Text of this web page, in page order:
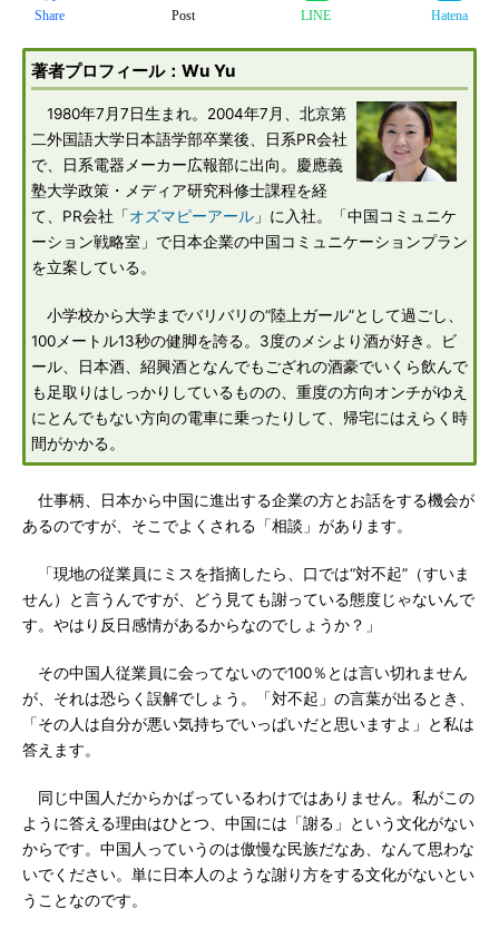
Share Post LINE Hatena
著者プロフィール：Wu Yu
1980年7月7日生まれ。2004年7月、北京第
二外国語大学日本語学部卒業後、日系PR会社
で、日系電器メーカー広報部に出向。慶應義
塾大学政策・メディア研究科修士課程を経
て、PR会社「オズマピーアール 」に入社。「中国コミュニケ
ーション戦略室」で日本企業の中国コミュニケーションプラン
を立案している。
小学校から大学までバリバリの“陸上ガール”として過ごし、
100メートル13秒の健脚を誇る。3度のメシより酒が好き。ビ
ール、日本酒、紹興酒となんでもござれの酒豪でいくら飲んで
も足取りはしっかりしているものの、重度の方向オンチがゆえ
にとんでもない方向の電車に乗ったりして、帰宅にはえらく時
間がかかる。
仕事柄、日本から中国に進出する企業の方とお話をする機会が
あるのですが、そこでよくされる「相談」があります。
「現地の従業員にミスを指摘したら、口では“対不起”（すいま
せん）と言うんですが、どう見ても謝っている態度じゃないんで
す。やはり反日感情があるからなのでしょうか？」
その中国人従業員に会ってないので100％とは言い切れません
が、それは恐らく誤解でしょう。「対不起」の言葉が出るとき、
「その人は自分が悪い気持ちでいっぱいだと思いますよ」と私は
答えます。
同じ中国人だからかばっているわけではありません。私がこの
ように答える理由はひとつ、中国には「謝る」という文化がない
からです。中国人っていうのは傲慢な民族だなあ、なんて思わな
いでください。単に日本人のような謝り方をする文化がないとい
うことなのです。